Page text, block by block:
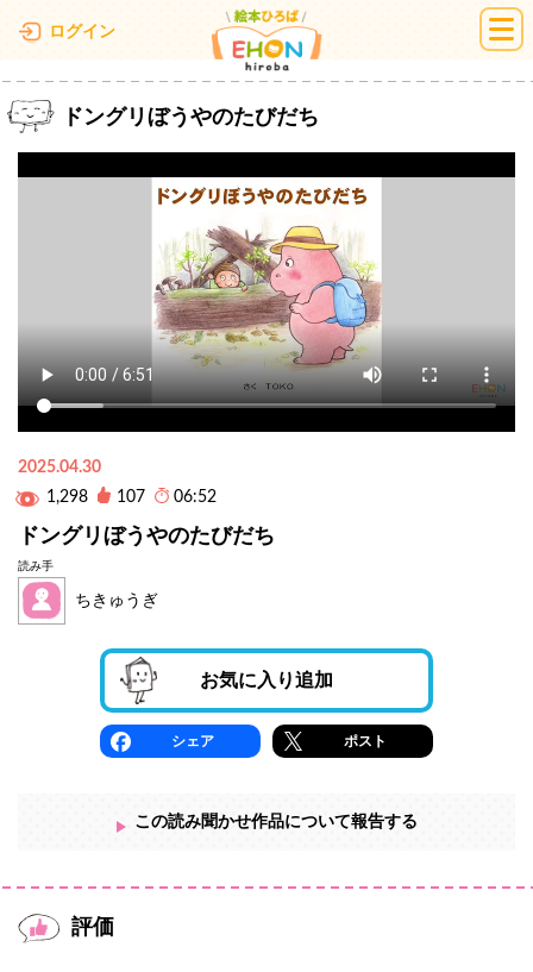
ログイン 絵本ひろば
ドングリぼうやのたびだち
2025.04.30
1,298
107 06:52
ドングリぼうやのたびだち
読み手
ちきゅうぎ
お気に入り追加
シェア ポスト
この読み聞かせ作品について報告する
評価